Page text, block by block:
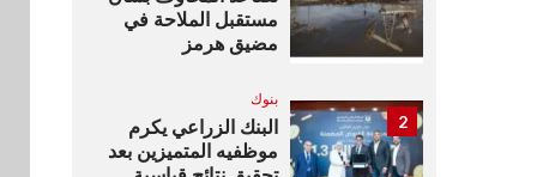
مستقبل الملاحة في
مضيق هرمز
2
بنوك
البنك الزراعي يكرم
موظفيه المتميزين بعد